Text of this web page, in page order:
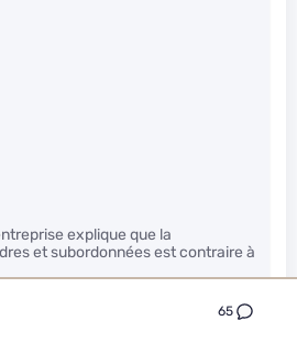
65
explique que la
et subordonnées est contraire à